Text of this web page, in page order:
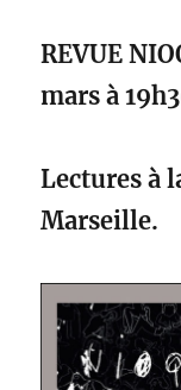
REVUE
mars à
Lectures à
Marseille.